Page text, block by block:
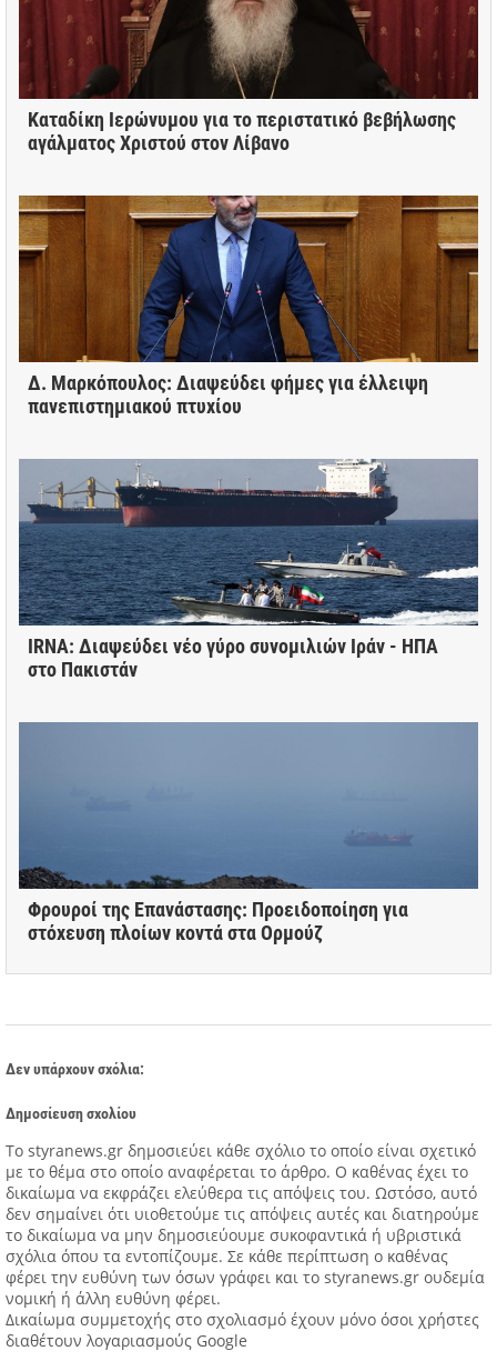
Καταδίκη Ιερώνυμου για το περιστατικό βεβήλωσης
αγάλματος Χριστού στον Λίβανο
Δ. Μαρκόπουλος: Διαψεύδει φήμες για έλλειψη
πανεπιστημιακού πτυχίου
IRNA: Διαψεύδει νέο γύρο συνομιλιών Ιράν - ΗΠΑ
στο Πακιστάν
Φρουροί της Επανάστασης: Προειδοποίηση για
στόχευση πλοίων κοντά στα Ορμούζ
Δεν υπάρχουν σχόλια:
Δημοσίευση σχολίου
Tο styranews.gr δημοσιεύει κάθε σχόλιο το οποίο είναι σχετικό
με το θέμα στο οποίο αναφέρεται το άρθρο. Ο καθένας έχει το
δικαίωμα να εκφράζει ελεύθερα τις απόψεις του. Ωστόσο, αυτό
δεν σημαίνει ότι υιοθετούμε τις απόψεις αυτές και διατηρούμε
το δικαίωμα να μην δημοσιεύουμε συκοφαντικά ή υβριστικά
σχόλια όπου τα εντοπίζουμε. Σε κάθε περίπτωση ο καθένας
φέρει την ευθύνη των όσων γράφει και το styranews.gr ουδεμία
νομική ή άλλη ευθύνη φέρει.
Δικαίωμα συμμετοχής στο σχολιασμό έχουν μόνο όσοι χρήστες
διαθέτουν λογαριασμούς Google